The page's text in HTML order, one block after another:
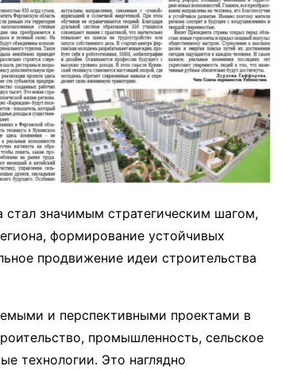
стал значимым стратегическим шагом,
формирование устойчивых
продвижение идеи строительства
и перспективными проектами в
промышленность, сельское
технологии. Это наглядно